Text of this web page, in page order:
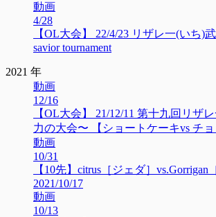
動画
4/28
【OL大会】 22/4/23 リザレ一(いち)
savior tournament
2021 年
動画
12/16
【OL大会】 21/12/11 第十九回リザ
力の大会〜 【ショートケーキvs チョ
動画
10/31
【10先】citrus［ジェダ］vs.Gorrigan
2021/10/17
動画
10/13